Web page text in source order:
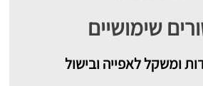
שימושיים
ומשקל לאפייה ובישול